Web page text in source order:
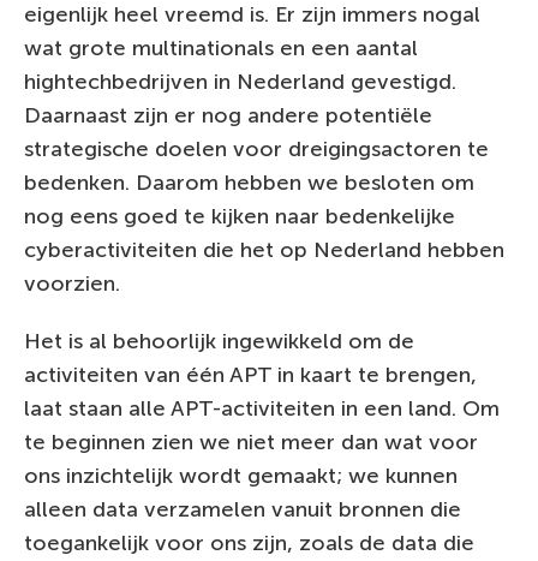
eigenlijk heel vreemd is. Er zijn immers nogal
wat grote multinationals en een aantal
hightechbedrijven in Nederland gevestigd.
Daarnaast zijn er nog andere potentiële
strategische doelen voor dreigingsactoren te
bedenken. Daarom hebben we besloten om
nog eens goed te kijken naar bedenkelijke
cyberactiviteiten die het op Nederland hebben
voorzien.
Het is al behoorlijk ingewikkeld om de
activiteiten van één APT in kaart te brengen,
laat staan alle APT-activiteiten in een land. Om
te beginnen zien we niet meer dan wat voor
ons inzichtelijk wordt gemaakt; we kunnen
alleen data verzamelen vanuit bronnen die
toegankelijk voor ons zijn, zoals de data die